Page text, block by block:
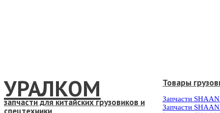
УРАЛКОМ
запчасти для китайских грузовиков и
Товары
Запчасти
Запчасти